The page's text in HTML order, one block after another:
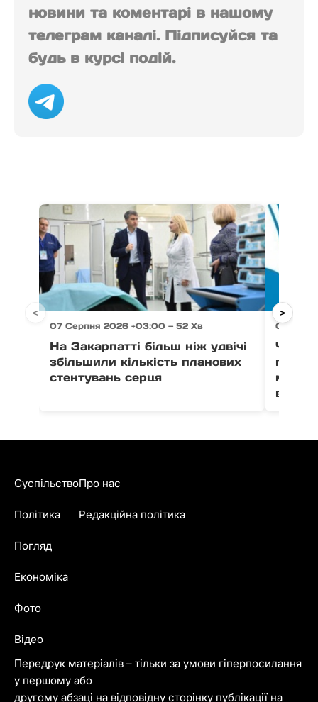
новини та коментарі в нашому
телеграм каналі. Підписуйся та
будь в курсі подій.
07 Серпня 2026 +03:00 — 52 Хв
На Закарпатті більш ніж удвічі
збільшили кількість планових
стентувань серця
07
Через
води
< >
Передрук матеріалів – тільки за умови гіперпосилання
у першому або
другому абзаці на відповідну сторінку публікації на
Суспільство
Політика
Погляд
Економіка
Фото
Відео
Про нас
Редакційна політика